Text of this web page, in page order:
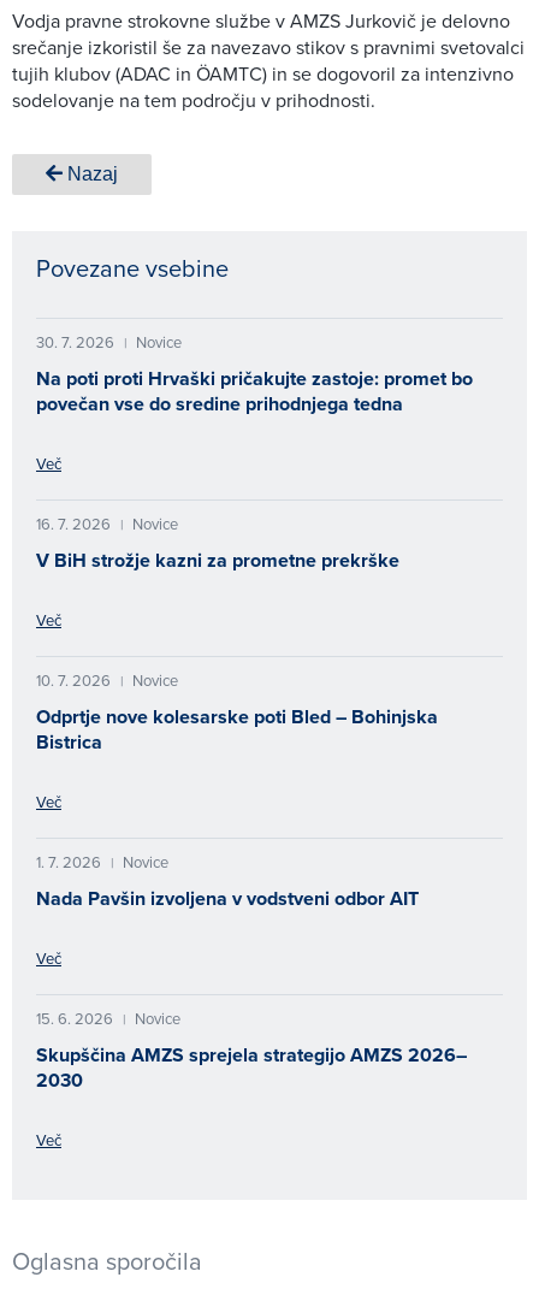
Vodja pravne strokovne službe v AMZS Jurkovič je delovno
srečanje izkoristil še za navezavo stikov s pravnimi svetovalci
tujih klubov (ADAC in ÖAMTC) in se dogovoril za intenzivno
sodelovanje na tem področju v prihodnosti.
Nazaj
Povezane vsebine
30. 7. 2026 | Novice
Na poti proti Hrvaški pričakujte zastoje: promet bo
povečan vse do sredine prihodnjega tedna
Več
16. 7. 2026 | Novice
V BiH strožje kazni za prometne prekrške
Več
10. 7. 2026 | Novice
Odprtje nove kolesarske poti Bled – Bohinjska
Bistrica
Več
1. 7. 2026 | Novice
Nada Pavšin izvoljena v vodstveni odbor AIT
Več
15. 6. 2026 | Novice
Skupščina AMZS sprejela strategijo AMZS 2026–
2030
Več
Oglasna sporočila